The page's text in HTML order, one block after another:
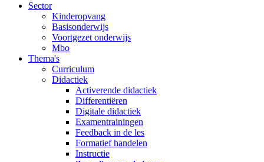
Sector
Kinderopvang
Basisonderwijs
Voortgezet onderwijs
Mbo
Thema's
Curriculum
Didactiek
Activerende didactiek
Differentiëren
Digitale didactiek
Examentrainingen
Feedback in de les
Formatief handelen
Instructie